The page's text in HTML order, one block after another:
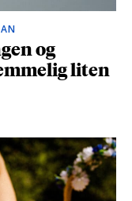
og
liten